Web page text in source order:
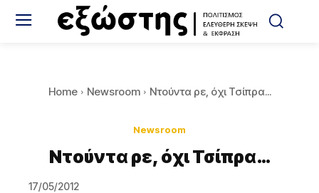
Home Newsroom Ντούντα ρε, όχι Τσίπρα...
Newsroom
Ντούντα ρε, όχι Τσίπρα…
17/05/2012